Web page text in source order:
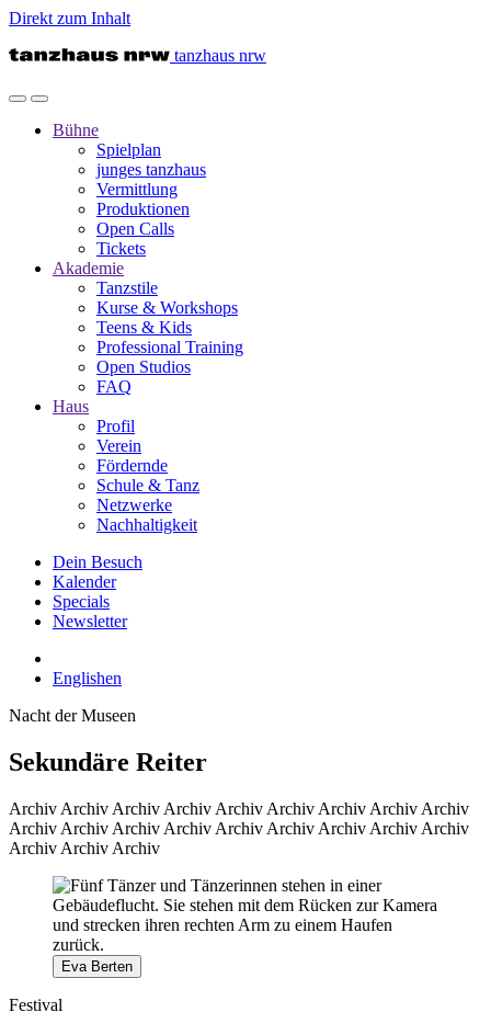
Direkt zum Inhalt
tanzhaus nrw
Bühne
Spielplan
junges tanzhaus
Vermittlung
Produktionen
Open Calls
Tickets
Akademie
Tanzstile
Kurse & Workshops
Teens & Kids
Professional Training
Open Studios
FAQ
Haus
Profil
Verein
Fördernde
Schule & Tanz
Netzwerke
Nachhaltigkeit
Dein Besuch
Kalender
Specials
Newsletter
Englishen
Nacht der Museen
Sekundäre Reiter
Archiv Archiv Archiv Archiv Archiv Archiv Archiv Archiv Archiv
Archiv Archiv Archiv Archiv Archiv Archiv Archiv Archiv Archiv
Archiv Archiv Archiv
Eva Berten
Festival